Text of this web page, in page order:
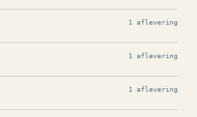
1 aflevering
1 aflevering
1 aflevering